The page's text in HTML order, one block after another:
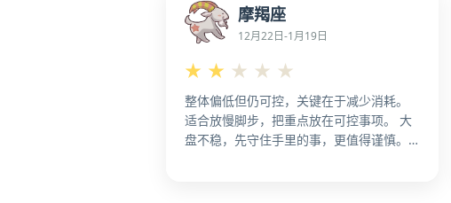
定输出，更可持续。 优先保持复盘习惯，
细节会更顺。总体上，适合维护现有节
住进度，更有把握。
摩羯座
12月22日-1月19日
★ ★ ★ ★ ★
整体偏低但仍可控，关键在于减少消耗。
适合放慢脚步，把重点放在可控事项。 大
盘不稳，先守住手里的事，更值得谨慎。